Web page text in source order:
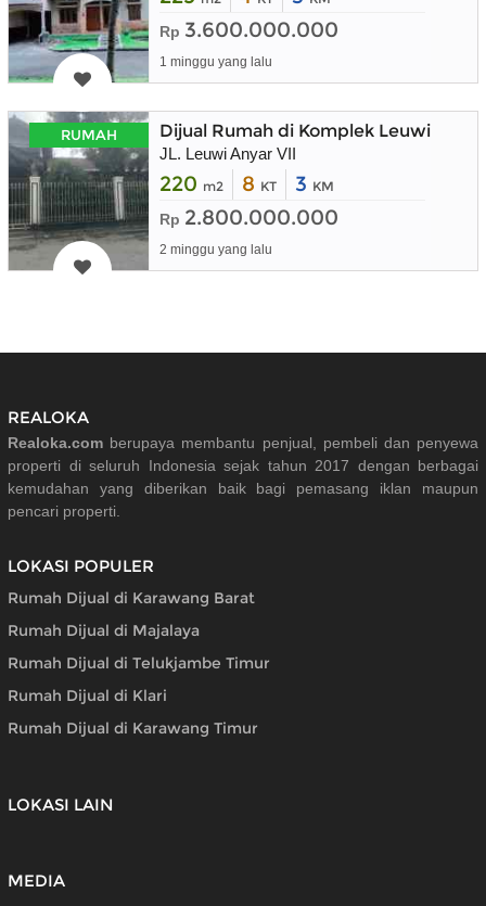
Rp 3.600.000.000
1 minggu yang lalu
RUMAH Dijual Rumah di Komplek Leuwi
JL. Leuwi Anyar VII
220 m2 8 KT 3 KM
Rp 2.800.000.000
2 minggu yang lalu
REALOKA
Realoka.com berupaya membantu penjual, pembeli dan penyewa
properti di seluruh Indonesia sejak tahun 2017 dengan berbagai
kemudahan yang diberikan baik bagi pemasang iklan maupun
pencari properti.
LOKASI POPULER
Rumah Dijual di Karawang Barat
Rumah Dijual di Majalaya
Rumah Dijual di Telukjambe Timur
Rumah Dijual di Klari
Rumah Dijual di Karawang Timur
LOKASI LAIN
MEDIA